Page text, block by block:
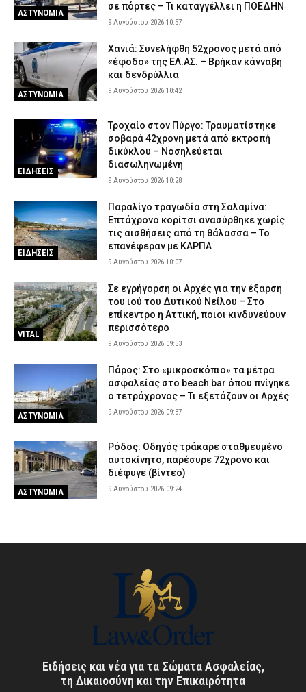
ΑΣΤΥΝΟΜΙΑ
σε πόρτες – Τι καταγγέλλει η ΠΟΕΔΗΝ
9 Αυγούστου 2026 10:57
ΑΣΤΥΝΟΜΙΑ
Χανιά: Συνελήφθη 52χρονος μετά από
«έφοδο» της ΕΛ.ΑΣ. – Βρήκαν κάνναβη
και δενδρύλλια
9 Αυγούστου 2026 10:42
ΕΙΔΗΣΕΙΣ
Τροχαίο στον Πύργο: Τραυματίστηκε
σοβαρά 42χρονη μετά από εκτροπή
δικύκλου – Νοσηλεύεται
διασωληνωμένη
9 Αυγούστου 2026 10:28
ΕΙΔΗΣΕΙΣ
Παραλίγο τραγωδία στη Σαλαμίνα:
Επτάχρονο κορίτσι ανασύρθηκε χωρίς
τις αισθήσεις από τη θάλασσα – Το
επανέφεραν με ΚΑΡΠΑ
9 Αυγούστου 2026 10:07
VITAL
Σε εγρήγορση οι Αρχές για την έξαρση
του ιού του Δυτικού Νείλου – Στο
επίκεντρο η Αττική, ποιοι κινδυνεύουν
περισσότερο
9 Αυγούστου 2026 09:53
ΑΣΤΥΝΟΜΙΑ
Πάρος: Στο «μικροσκόπιο» τα μέτρα
ασφαλείας στο beach bar όπου πνίγηκε
ο τετράχρονος – Τι εξετάζουν οι Αρχές
9 Αυγούστου 2026 09:37
ΑΣΤΥΝΟΜΙΑ
Ρόδος: Οδηγός τράκαρε σταθμευμένο
αυτοκίνητο, παρέσυρε 72χρονο και
διέφυγε (βίντεο)
9 Αυγούστου 2026 09:24
Ειδήσεις και νέα για τα Σώματα Ασφαλείας,
τη Δικαιοσύνη και την Επικαιρότητα